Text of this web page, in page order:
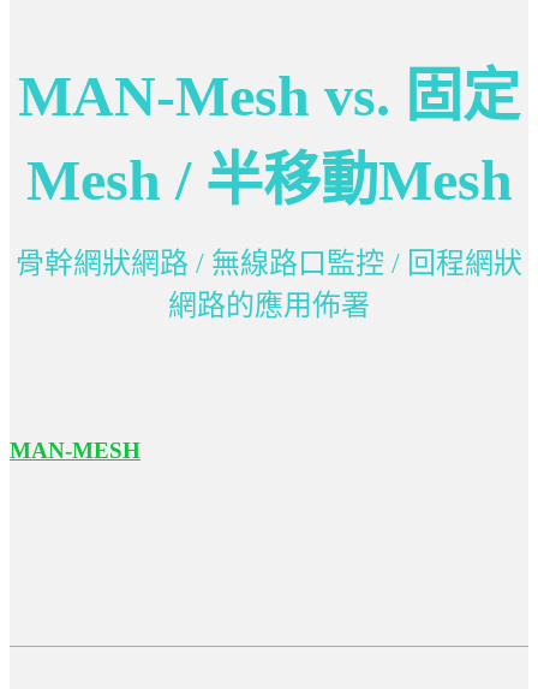
MAN-Mesh vs. 固定
Mesh / 半移動Mesh
骨幹網狀網路 / 無線路口監控 / 回程網狀
網路的應用佈署
MAN-MESH